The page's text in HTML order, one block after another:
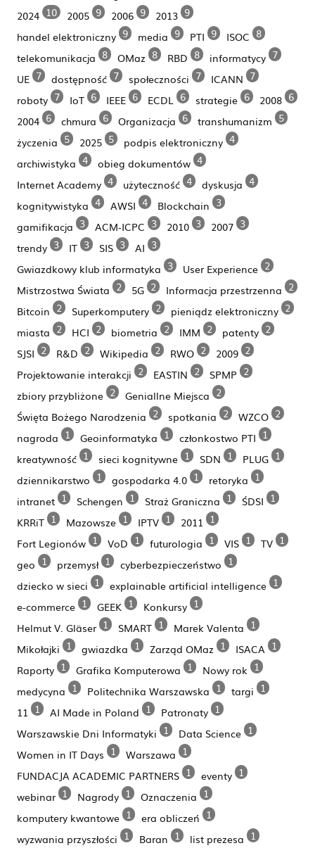
2024 10 2005 9 2006 9 2013 9
handel elektroniczny 9 media 9 PTI 9 ISOC 8
telekomunikacja 8 OMaz 8 RBD 8 informatycy 7
UE 7 dostępność 7 społeczności 7 ICANN 7
roboty 7 IoT 6 IEEE 6 ECDL 6 strategie 6 2008 6
2004 6 chmura 6 Organizacja 6 transhumanizm 5
życzenia 5 2025 5 podpis elektroniczny 4
archiwistyka 4 obieg dokumentów 4
Internet Academy 4 użyteczność 4 dyskusja 4
kognitywistyka 4 AWSI 4 Blockchain 3
gamifikacja 3 ACM-ICPC 3 2010 3 2007 3
trendy 3 IT 3 SIS 3 AI 3
Gwiazdkowy klub informatyka 3 User Experience 2
Mistrzostwa Świata 2 5G 2 Informacja przestrzenna 2
Bitcoin 2 Superkomputery 2 pieniądz elektroniczny 2
miasta 2 HCI 2 biometria 2 IMM 2 patenty 2
SJSI 2 R&D 2 Wikipedia 2 RWO 2 2009 2
Projektowanie interakcji 2 EASTIN 2 SPMP 2
zbiory przybliżone 2 Geniallne Miejsca 2
Święta Bożego Narodzenia 2 spotkania 2 WZCO 2
nagroda 1 Geoinformatyka 1 członkostwo PTI 1
kreatywność 1 sieci kognitywne 1 SDN 1 PLUG 1
dziennikarstwo 1 gospodarka 4.0 1 retoryka 1
intranet 1 Schengen 1 Straż Graniczna 1 ŚDSI 1
KRRiT 1 Mazowsze 1 IPTV 1 2011
1
Fort Legionów 1 VoD 1 futurologia 1 VIS 1 TV 1
geo 1 przemysł 1 cyberbezpieczeństwo 1
dziecko w sieci 1 explainable artificial intelligence 1
e-commerce 1 GEEK 1 Konkursy 1
Helmut V. Gläser 1 SMART 1 Marek Valenta 1
Mikołajki 1 gwiazdka 1 Zarząd OMaz 1 ISACA 1
Raporty 1 Grafika Komputerowa 1 Nowy rok 1
medycyna 1 Politechnika Warszawska 1 targi 1
11
1 AI Made in Poland 1 Patronaty 1
Warszawskie Dni Informatyki 1 Data Science 1
Women in IT Days 1 Warszawa 1
FUNDACJA ACADEMIC PARTNERS 1 eventy 1
webinar 1 Nagrody 1 Oznaczenia 1
komputery kwantowe 1 era obliczeń 1
wyzwania przyszłości 1 Baran 1 list prezesa 1